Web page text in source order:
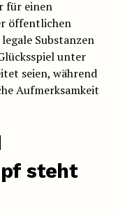
für einen
öffentlichen
Substanzen
unter
seien, während
Aufmerksamkeit
steht